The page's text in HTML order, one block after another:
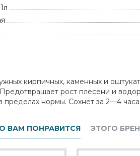
кирпичных, каменных и
Предотвращает рост плесени и
пределах нормы. Сохнет за 2—4
ВАМ ПОНРАВИТСЯ ЭТОГО